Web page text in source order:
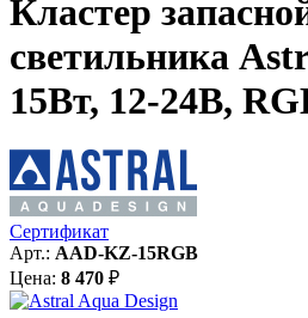
Кластер
светильника
15Вт, 12-24В,
Сертификат
Арт.: AAD-KZ-15RGB
Цена: 8 470 ₽